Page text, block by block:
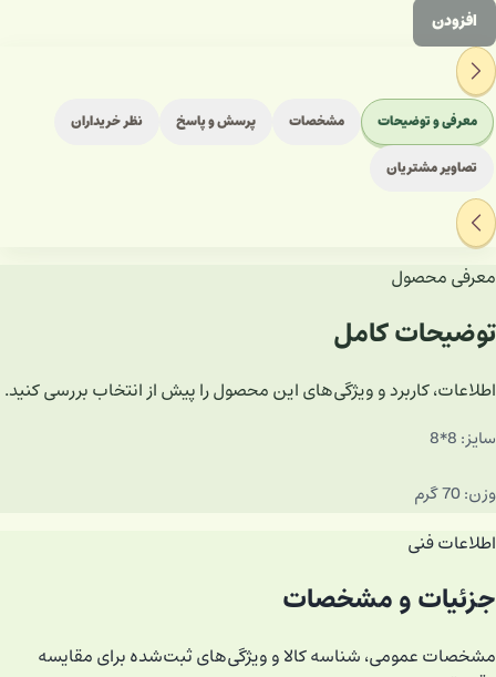
افزودن
معرفی و توضیحات مشخصات پرسش و پاسخ نظر خریداران
تصاویر مشتریان
معرفی محصول
توضیحات کامل
اطلاعات، کاربرد و ویژگی‌های این محصول را پیش از انتخاب بررسی کنید.
سایز: 8*8
وزن: 70 گرم
اطلاعات فنی
جزئیات و مشخصات
مشخصات عمومی، شناسه کالا و ویژگی‌های ثبت‌شده برای مقایسه